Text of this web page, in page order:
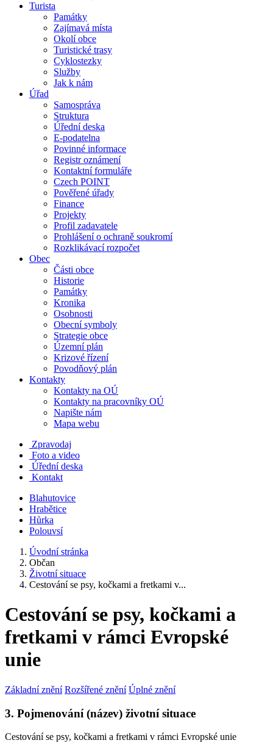
Turista
Památky
Zajímavá místa
Okolí obce
Turistické trasy
Cyklostezky
Služby
Jak k nám
Úřad
Samospráva
Struktura
Úřední deska
E-podatelna
Povinné informace
Registr oznámení
Kontaktní formuláře
Czech POINT
Pověřené úřady
Finance
Projekty
Profil zadavatele
Prohlášení o ochraně soukromí
Rozklikávací rozpočet
Obec
Části obce
Historie
Památky
Kronika
Osobnosti
Obecní symboly
Strategie obce
Územní plán
Krizové řízení
Povodňový plán
Kontakty
Kontakty na OÚ
Kontakty na pracovníky OÚ
Napište nám
Mapa webu
Zpravodaj
Foto a video
Úřední deska
Kontakt
Blahutovice
Hrabětice
Hůrka
Polouvsí
Úvodní stránka
Občan
Životní situace
Cestování se psy, kočkami a fretkami v...
Cestování se psy, kočkami a
fretkami v rámci Evropské
unie
Základní znění Rozšířené znění Úplné znění
3. Pojmenování (název) životní situace
Cestování se psy, kočkami a fretkami v rámci Evropské unie